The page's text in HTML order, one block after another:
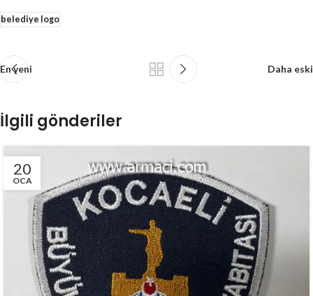
belediye logo
En yeni Daha eski
İlgili gönderiler
20
OCA